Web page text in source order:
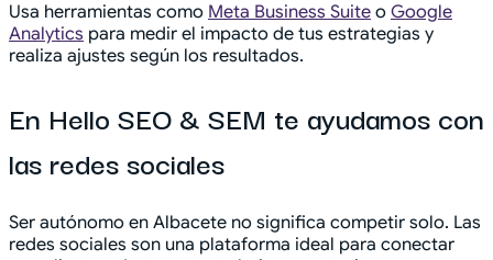
Usa herramientas como Meta Business Suite o Google
Analytics para medir el impacto de tus estrategias y
realiza ajustes según los resultados.
En Hello SEO & SEM te ayudamos con
las redes sociales
Ser autónomo en Albacete no significa competir solo. Las
redes sociales son una plataforma ideal para conectar